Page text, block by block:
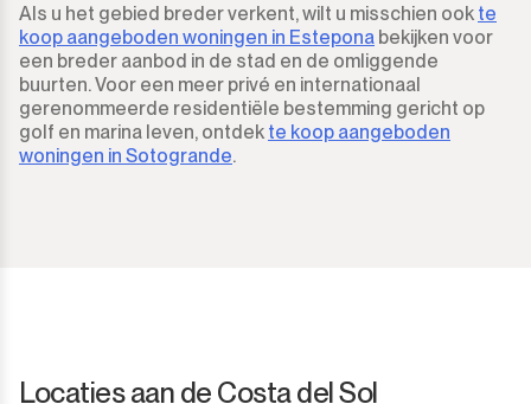
Selwo
Sotogrande
Sotogrande Alto
Als u het gebied breder verkent, wilt u misschien ook te
koop aangeboden woningen in Estepona bekijken voor
een breder aanbod in de stad en de omliggende
buurten. Voor een meer privé en internationaal
gerenommeerde residentiële bestemming gericht op
golf en marina leven, ontdek te koop aangeboden
woningen in Sotogrande.
Locaties aan de Costa del Sol